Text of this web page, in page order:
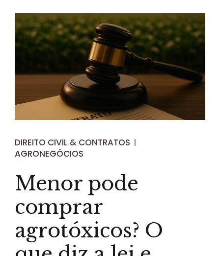
DIREITO CIVIL & CONTRATOS
AGRONEGÓCIOS
Menor pode
comprar
agrotóxicos? O